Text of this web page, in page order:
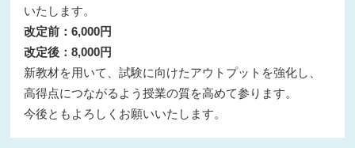
いたします。
改定前：6,000円
改定後：8,000円
新教材を用いて、試験に向けたアウトプットを強化し、
高得点につながるよう授業の質を高めて参ります。
今後ともよろしくお願いいたします。